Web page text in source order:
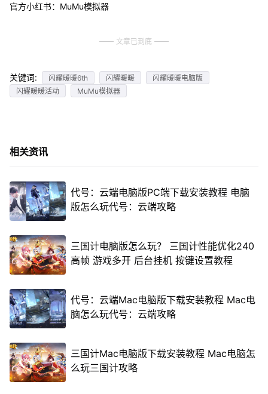
官方小红书：MuMu模拟器
文章已到底
关键词: 闪耀暖暖6th 闪耀暖暖
闪耀暖暖电脑版
闪耀暖暖活动
MuMu模拟器
相关资讯
代号：云端电脑版PC端下载安装教程 电脑
版怎么玩代号：云端攻略
三国计电脑版怎么玩？ 三国计性能优化240
高帧 游戏多开 后台挂机 按键设置教程
代号：云端Mac电脑版下载安装教程 Mac电
脑怎么玩代号：云端攻略
三国计Mac电脑版下载安装教程 Mac电脑怎
么玩三国计攻略